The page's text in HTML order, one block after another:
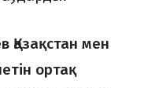
Қазақстан мен
ортақ